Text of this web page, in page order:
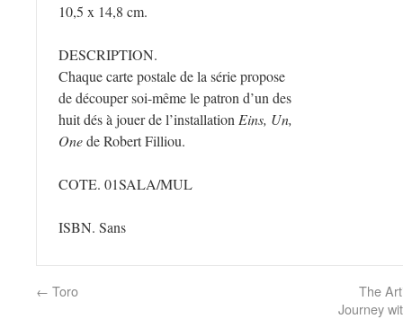
10,5 x 14,8 cm.
DESCRIPTION.
Chaque carte postale de la série propose
de découper soi-même le patron d’un des
huit dés à jouer de l’installation Eins, Un,
Onede Robert Filliou.
COTE. 01SALA/MUL
ISBN. Sans
← Toro
The
Journey